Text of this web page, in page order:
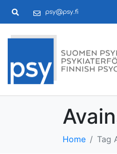
psy@psy.fi
Home Tag